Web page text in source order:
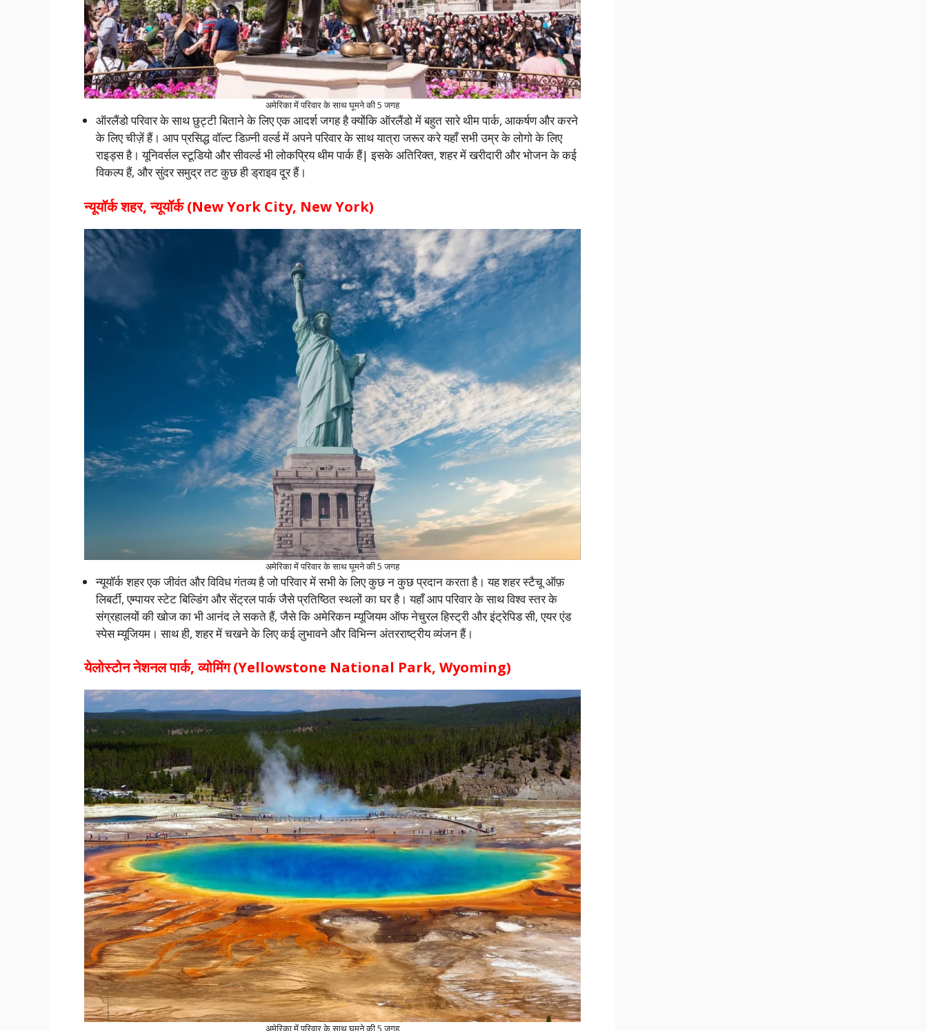
अमेरिका में परिवार के साथ घूमने की 5 जगह
ऑरलैंडो परिवार के साथ छुट्टी बिताने के लिए एक आदर्श जगह है क्योंकि ऑरलैंडो में बहुत सारे थीम पार्क, आकर्षण और करने
के लिए चीज़ें हैं। आप प्रसिद्ध वॉल्ट डिज़्नी वर्ल्ड में अपने परिवार के साथ यात्रा जरूर करे यहाँ सभी उम्र के लोगो के लिए
राइड्स है। यूनिवर्सल स्टूडियो और सीवर्ल्ड भी लोकप्रिय थीम पार्क हैं| इसके अतिरिक्त, शहर में खरीदारी और भोजन के कई
विकल्प हैं, और सुंदर समुद्र तट कुछ ही ड्राइव दूर हैं।
न्यूयॉर्क शहर, न्यूयॉर्क (New York City, New York)
अमेरिका में परिवार के साथ घूमने की 5 जगह
न्यूयॉर्क शहर एक जीवंत और विविध गंतव्य है जो परिवार में सभी के लिए कुछ न कुछ प्रदान करता है। यह शहर स्टैचू ऑफ़
लिबर्टी, एम्पायर स्टेट बिल्डिंग और सेंट्रल पार्क जैसे प्रतिष्ठित स्थलों का घर है। यहाँ आप परिवार के साथ विश्व स्तर के
संग्रहालयों की खोज का भी आनंद ले सकते हैं, जैसे कि अमेरिकन म्यूजियम ऑफ नेचुरल हिस्ट्री और इंट्रेपिड सी, एयर एंड
स्पेस म्यूजियम। साथ ही, शहर में चखने के लिए कई लुभावने और विभिन्न अंतरराष्ट्रीय व्यंजन हैं।
येलोस्टोन नेशनल पार्क, व्योमिंग (Yellowstone National Park, Wyoming)
अमेरिका में परिवार के साथ घूमने की 5 जगह